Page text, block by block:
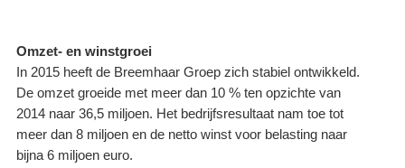
Omzet- en winstgroei
In 2015 heeft de Breemhaar Groep zich stabiel ontwikkeld.
De omzet groeide met meer dan 10 % ten opzichte van
2014 naar 36,5 miljoen. Het bedrijfsresultaat nam toe tot
meer dan 8 miljoen en de netto winst voor belasting naar
bijna 6 miljoen euro.